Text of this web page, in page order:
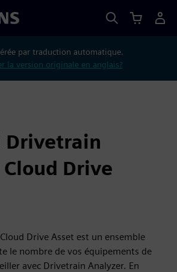
par traduction automatique.
la version originale en anglais?
Drivetrain
Drive
Drive Asset est un ensemble
le nombre de vos équipements de
avec Drivetrain Analyzer. En